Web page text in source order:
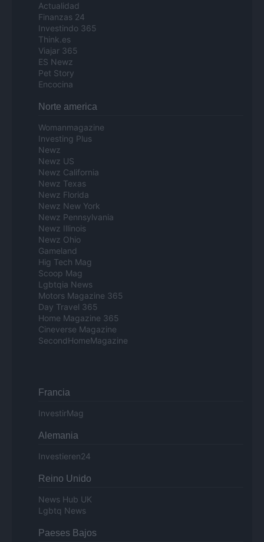
Actualidad
Finanzas 24
Investindo 365
Think.es
Viajar 365
ES Newz
Pet Story
Encocina
Norte america
Womanmagazine
Investing Plus
Newz
Newz US
Newz California
Newz Texas
Newz Florida
Newz New York
Newz Pennsylvania
Newz Illinois
Newz Ohio
Gameland
Hig Tech Mag
Scoop Mag
Lgbtqia News
Motors Magazine 365
Day Travel 365
Home Magazine 365
Cineverse Magazine
SecondHomeMagazine
Francia
InvestirMag
Alemania
Investieren24
Reino Unido
News Hub UK
Lgbtq News
Paeses Bajos